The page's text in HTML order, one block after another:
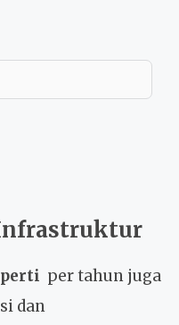
per tahun juga
dan